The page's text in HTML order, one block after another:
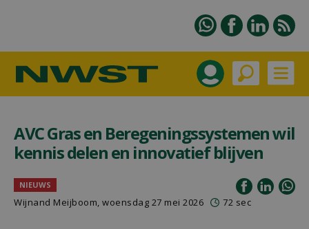
AVC Gras en Beregeningssystemen wil
kennis delen en innovatief blijven
NIEUWS
Wijnand Meijboom, woensdag 27 mei 2026 72 sec